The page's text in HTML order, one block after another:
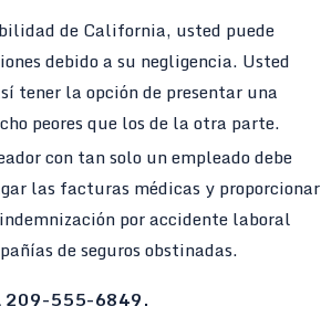
de California, usted puede
debido a su negligencia. Usted
tener la opción de presentar una
peores que los de la otra parte.
con tan solo un empleado debe
las facturas médicas y proporcionar
por accidente laboral
de seguros obstinadas.
209-555-6849.